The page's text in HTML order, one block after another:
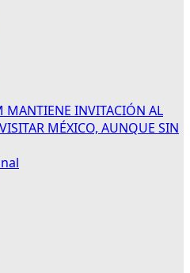
MANTIENE INVITACIÓN AL
MÉXICO, AUNQUE SIN